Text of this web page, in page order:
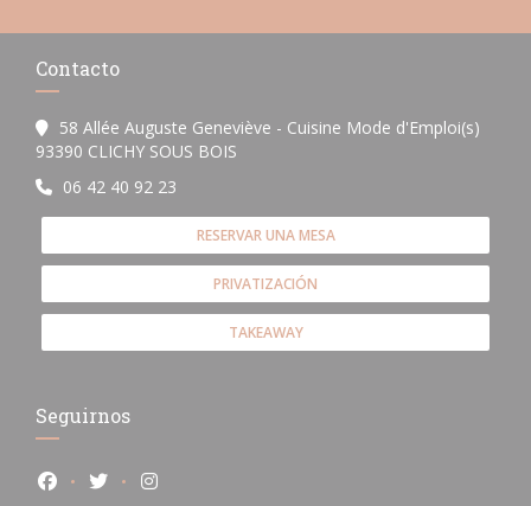
Contacto
58 Allée Auguste Geneviève - Cuisine Mode d'Emploi(s)
93390 CLICHY SOUS BOIS
06 42 40 92 23
RESERVAR UNA MESA
PRIVATIZACIÓN
TAKEAWAY
Seguirnos
Facebook ((abre en una nueva ventana))
Twitter ((abre en una nueva ventana))
Instagram ((abre en una nueva ventana))